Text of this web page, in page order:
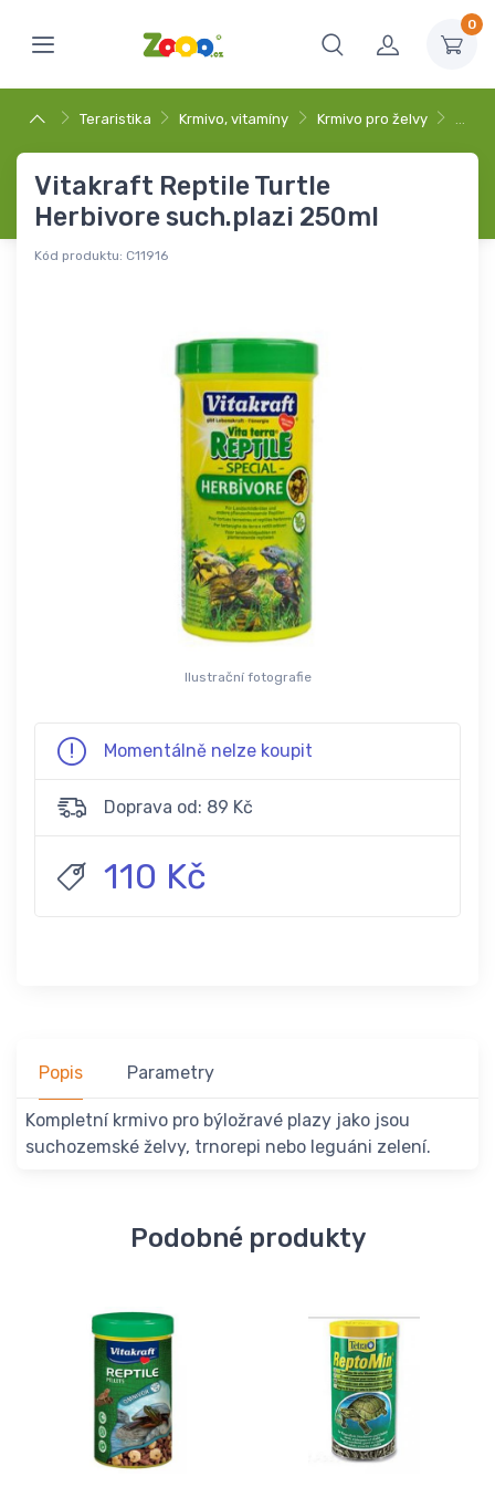
0
Teraristika Krmivo, vitamíny Krmivo pro želvy …
Vitakraft Reptile Turtle
Herbivore such.plazi 250ml
Kód produktu: C11916
Ilustrační fotografie
Momentálně nelze koupit
Doprava od: 89 Kč
110 Kč
Popis Parametry
Kompletní krmivo pro býložravé plazy jako jsou
suchozemské želvy, trnorepi nebo leguáni zelení.
Podobné produkty